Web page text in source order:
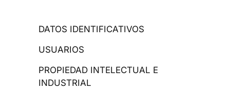
DATOS IDENTIFICATIVOS
USUARIOS
PROPIEDAD INTELECTUAL E
INDUSTRIAL